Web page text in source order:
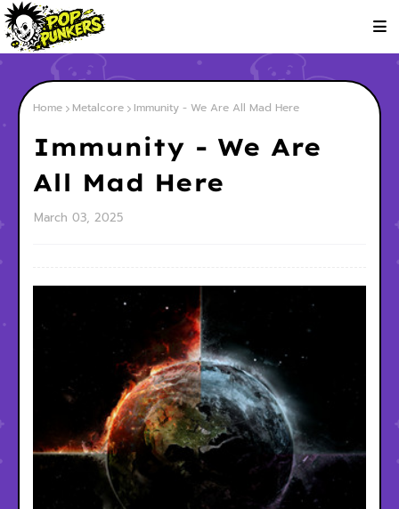
Home Metalcore Immunity - We Are All Mad Here
Immunity - We Are
All Mad Here
March 03, 2025